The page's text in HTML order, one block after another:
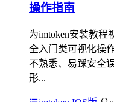
操作指南
为imtoken安装教程
全入门类可视化操
不熟悉、易踩安全
形...